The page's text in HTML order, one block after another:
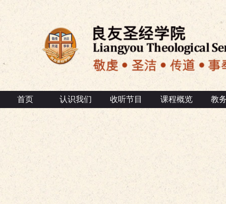
首页 认识我们 收听节目 课程概览 教